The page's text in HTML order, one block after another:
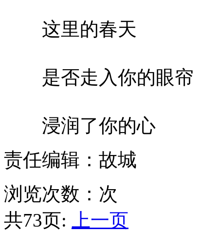
这里的春天
是否走入你的眼帘
浸润了你的心
责任编辑：故城
浏览次数： 次
共73页:
上一页